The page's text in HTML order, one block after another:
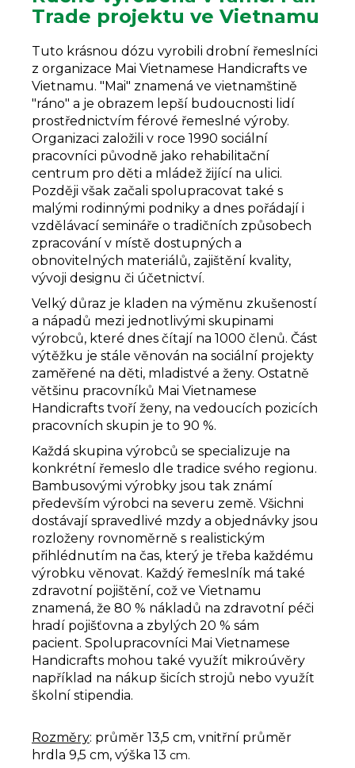
Trade projektu ve Vietnamu
Tuto krásnou dózu vyrobili drobní řemeslníci
z organizace Mai Vietnamese Handicrafts ve
Vietnamu. "Mai" znamená ve vietnamštině
"ráno" a je obrazem lepší budoucnosti lidí
prostřednictvím férové řemeslné výroby.
Organizaci založili v roce 1990 sociální
pracovníci původně jako rehabilitační
centrum pro děti a mládež žijící na ulici.
Později však začali spolupracovat také s
malými rodinnými podniky a dnes pořádají i
vzdělávací semináře o tradičních způsobech
zpracování v místě dostupných a
obnovitelných materiálů, zajištění kvality,
vývoji designu či účetnictví.
Velký důraz je kladen na výměnu zkušeností
a nápadů mezi jednotlivými skupinami
výrobců, které dnes čítají na 1000 členů. Část
výtěžku je stále věnován na sociální projekty
zaměřené na děti, mladistvé a ženy. Ostatně
většinu pracovníků Mai Vietnamese
Handicrafts tvoří ženy, na vedoucích pozicích
pracovních skupin je to 90 %.
Každá skupina výrobců se specializuje na
konkrétní řemeslo dle tradice svého regionu.
Bambusovými výrobky jsou tak známí
především výrobci na severu země. Všichni
dostávají spravedlivé mzdy a objednávky jsou
rozloženy rovnoměrně s realistickým
přihlédnutím na čas, který je třeba každému
výrobku věnovat. Každý řemeslník má také
zdravotní pojištění, což ve Vietnamu
znamená, že 80 % nákladů na zdravotní péči
hradí pojišťovna a zbylých 20 % sám
pacient. Spolupracovníci Mai Vietnamese
Handicrafts mohou také využít mikroúvěry
například na nákup šicích strojů nebo využít
školní stipendia.
Rozměry: průměr 13,5 cm, vnitřní průměr
hrdla 9,5 cm, výška 13 cm.